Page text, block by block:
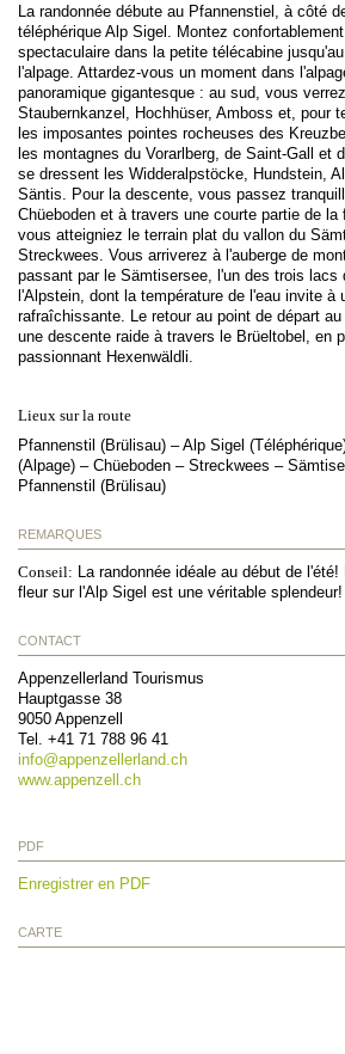
La randonnée débute au Pfannenstiel, à côté
téléphérique Alp Sigel. Montez
spectaculaire dans la petite télécabine
l'alpage. Attardez-vous un moment dans
panoramique gigantesque : au sud, vous
Staubernkanzel, Hochhüser, Amboss et, pour
les imposantes pointes rocheuses des
les montagnes du Vorarlberg, de Saint-Gall et
se dressent les Widderalpstöcke, Hundstein,
Säntis. Pour la descente, vous passez
Chüeboden et à travers une courte partie de la
vous atteigniez le terrain plat du vallon du
Streckwees. Vous arriverez à l'auberge de
passant par le Sämtisersee, l'un des trois lacs
l'Alpstein, dont la température de l'eau invite à
rafraîchissante. Le retour au point de départ
une descente raide à travers le Brüeltobel, en
passionnant Hexenwäldli.
Lieux sur la route
Pfannenstil (Brülisau) – Alp Sigel
(Alpage) – Chüeboden – Streckwees –
Pfannenstil (Brülisau)
REMARQUES
Conseil: La randonnée idéale au début de
fleur sur l'Alp Sigel est une véritable splendeur!
CONTACT
Appenzellerland Tourismus
Hauptgasse 38
9050 Appenzell
Tel. +41 71 788 96 41
info@appenzellerland.ch
www.appenzell.ch
PDF
Enregistrer en PDF
CARTE